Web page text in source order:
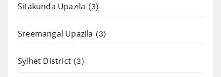
Sitakunda Upazila (3)
Sreemangal Upazila (3)
Sylhet District (3)